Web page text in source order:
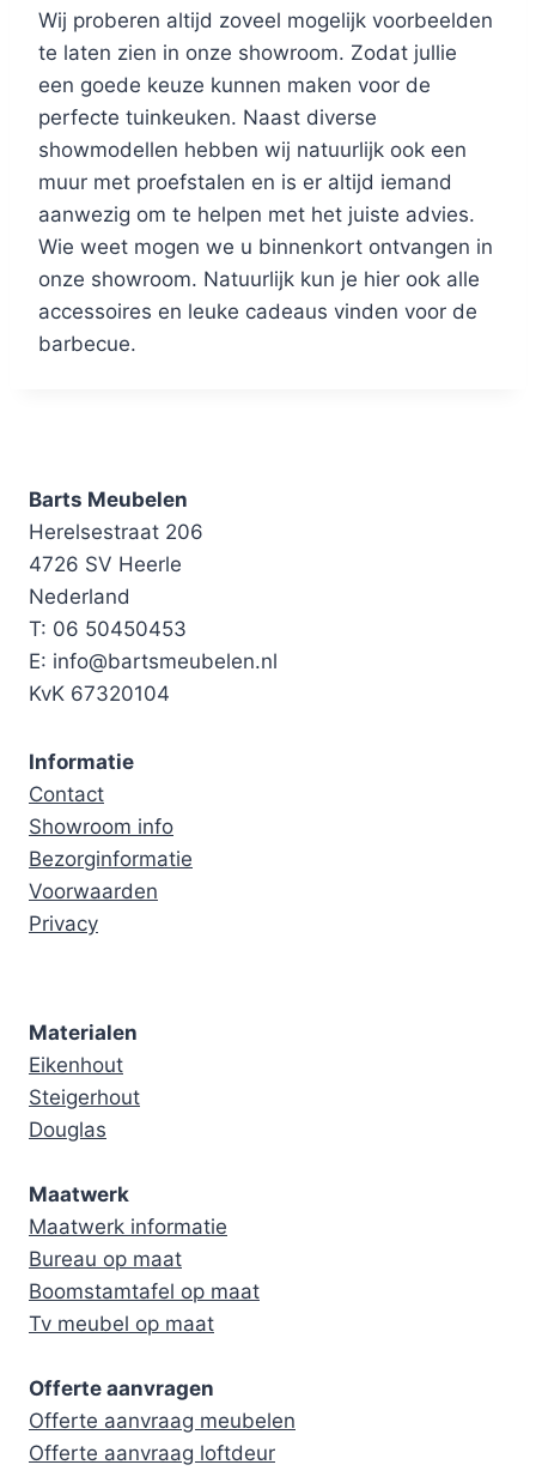
Wij proberen altijd zoveel mogelijk voorbeelden
te laten zien in onze showroom. Zodat jullie
een goede keuze kunnen maken voor de
perfecte tuinkeuken. Naast diverse
showmodellen hebben wij natuurlijk ook een
muur met proefstalen en is er altijd iemand
aanwezig om te helpen met het juiste advies.
Wie weet mogen we u binnenkort ontvangen in
onze showroom. Natuurlijk kun je hier ook alle
accessoires en leuke cadeaus vinden voor de
barbecue.
Barts Meubelen
Herelsestraat 206
4726 SV Heerle
Nederland
T: 06 50450453
E: info@bartsmeubelen.nl
KvK 67320104
Informatie
Contact
Showroom info
Bezorginformatie
Voorwaarden
Privacy
Materialen
Eikenhout
Steigerhout
Douglas
Maatwerk
Maatwerk informatie
Bureau op maat
Boomstamtafel op maat
Tv meubel op maat
Offerte aanvragen
Offerte aanvraag meubelen
Offerte aanvraag loftdeur